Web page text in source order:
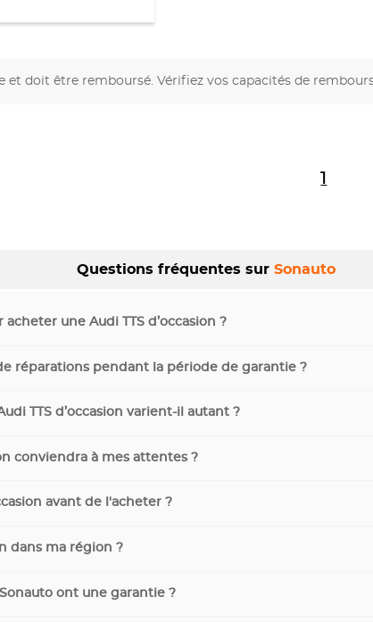
et doit être remboursé. Vérifiez vos capacités de
Questions fréquentes sur Sonauto
une Audi TTS d’occasion ?
réparations pendant la période de garantie ?
TTS d’occasion varient-il autant ?
conviendra à mes attentes ?
avant de l'acheter ?
dans ma région ?
Sonauto ont une garantie ?